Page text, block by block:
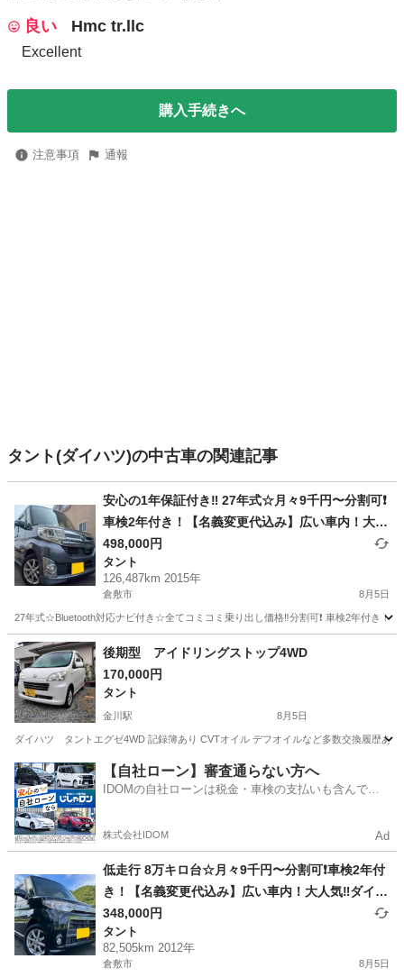
良い Hmc tr.llc
Excellent
購入手続きへ
注意事項 通報
タント(ダイハツ)の中古車の関連記事
安心の1年保証付き‼️ 27年式☆月々9千円〜分割可❗️
車検2年付き！【名義変更代込み】広い車内！大人
気‼️ダイハツ タントカスタム☆Bluetooth対応ナビ
付き☆走行中DVD見れます♪ETC付き☆便利なバッ
クカメラ付き☆純正アルミ☆事故修復歴無し☆電
498,000円
タント
126,487km 2015年
倉敷市 8月5日
27年式☆Bluetooth対応ナビ付き☆全てコミコミ乗り出し価格‼️分割可❗️ 車検2年付き！
岡山 倉敷市 タント 走行距離
後期型 アイドリングストップ4WD
170,000円
タント
金川駅 8月5日
ダイハツ タントエグゼ4WD 記録簿あり CVTオイル デフオイルなど多数交換履歴あ
岡山 赤磐市 金川駅 タント
【自社ローン】審査通らない方へ
IDOMの自社ローンは税金・車検の支払いも含んでい
株式会社IDOM Ad
低走行 8万キロ台☆月々9千円〜分割可❗️車検2年付
き！【名義変更代込み】広い車内！大人気‼️ダイハ
ツ タントカスタム☆Bluetoothナビ付き☆走行中
DVD見れます☆ETC付き☆純正アルミ☆電動スラ
イドドア☆ドライブレコーダー☆そのまま乗って
348,000円
タント
82,505km 2012年
倉敷市 8月5日